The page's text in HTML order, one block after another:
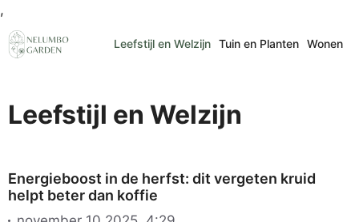
,
naar
de
Leefstijl en Welzijn Tuin en Planten Wonen
Leefstijl en Welzijn
Energieboost in de herfst: dit vergeten kruid
helpt beter dan koffie